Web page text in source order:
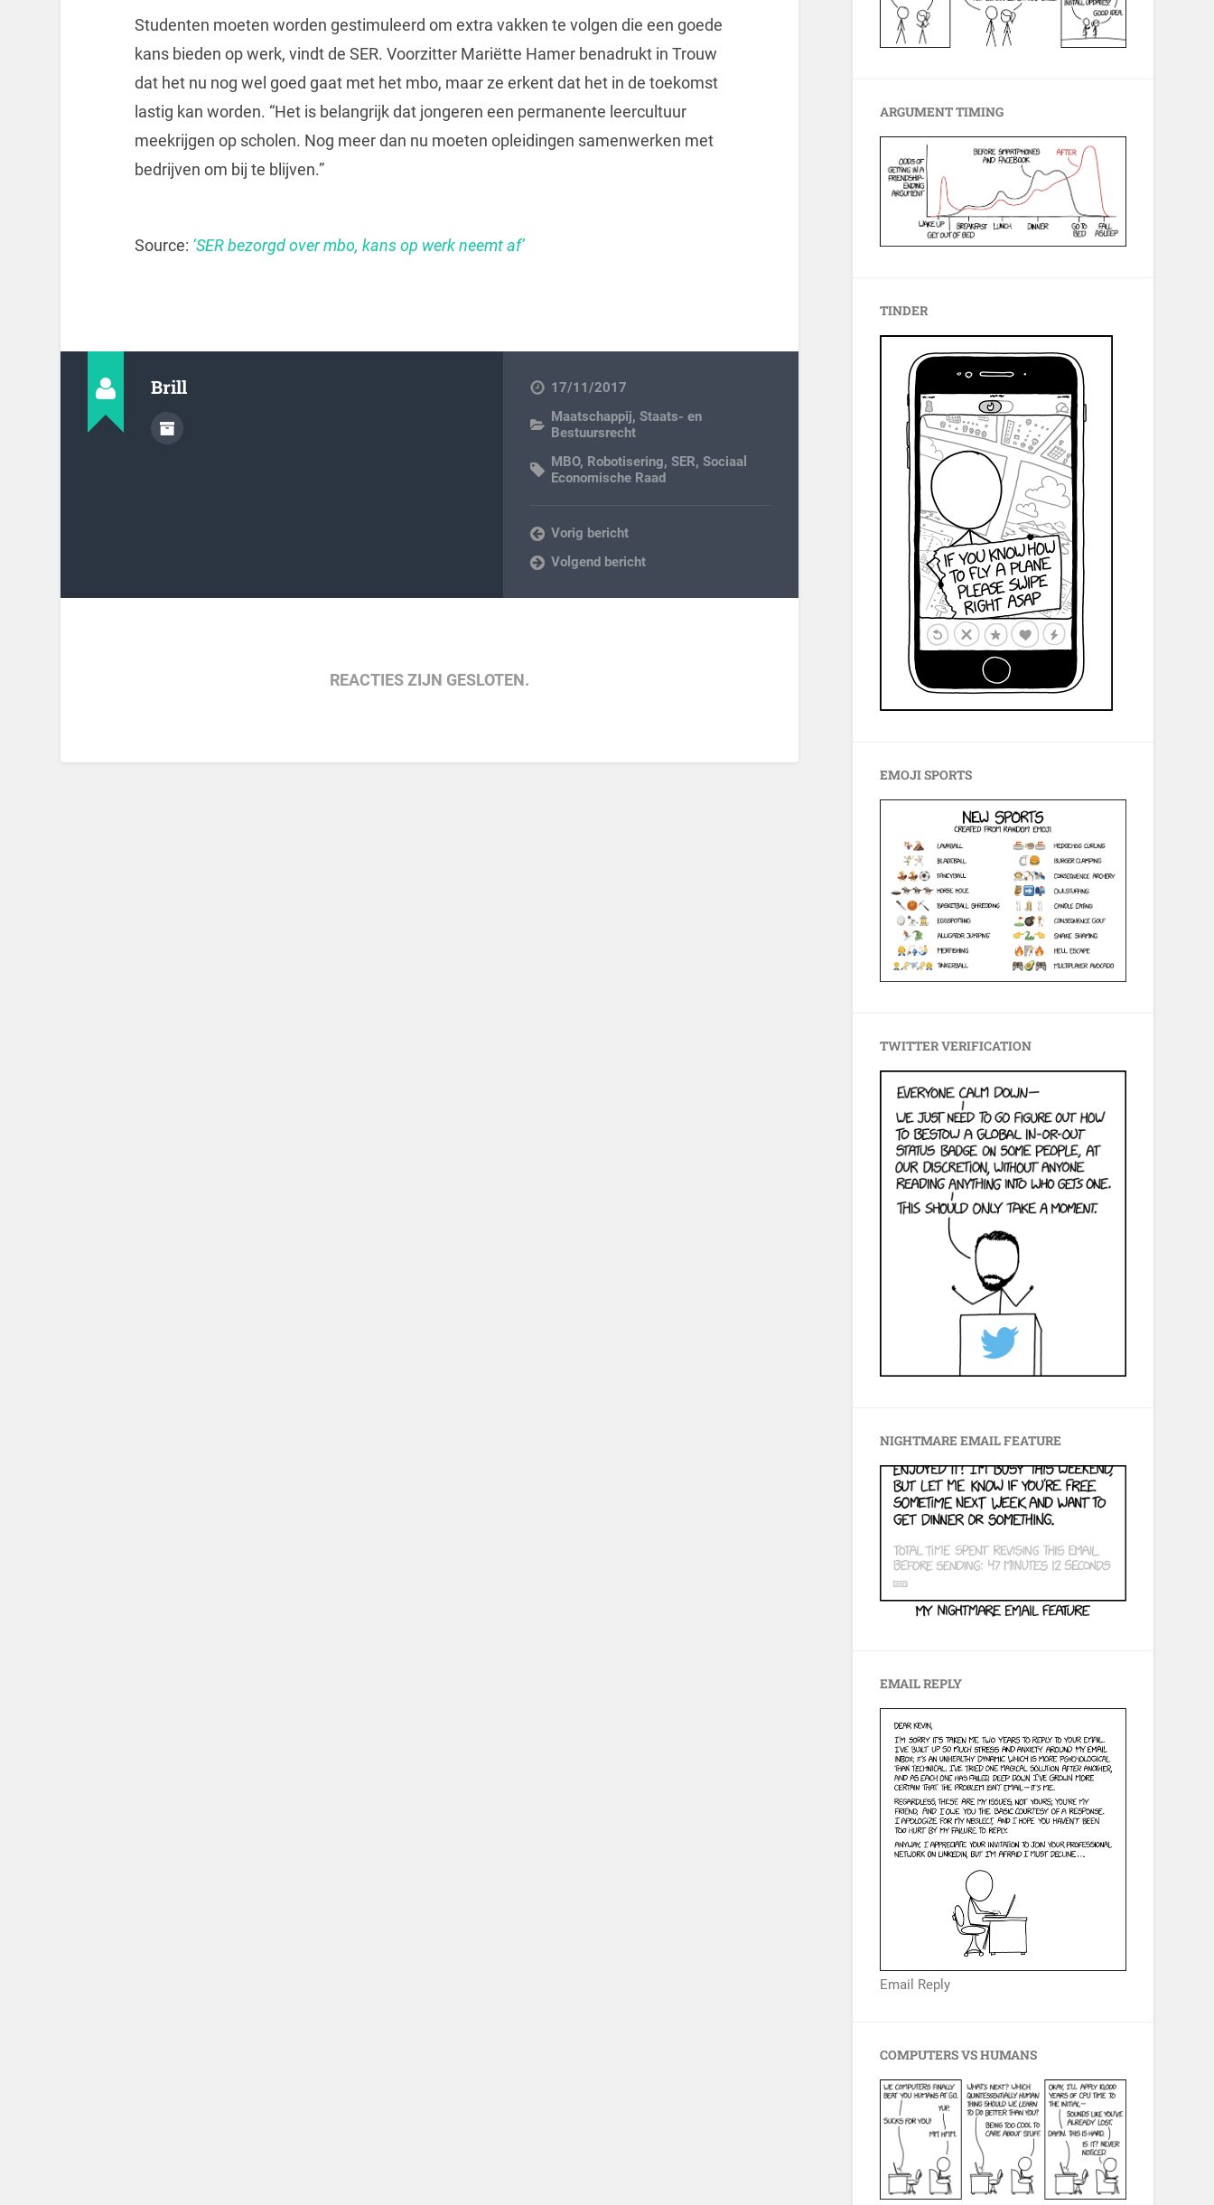
Studenten moeten worden gestimuleerd om extra vakken te volgen die een goede
kans bieden op werk, vindt de SER. Voorzitter Mariëtte Hamer benadrukt in Trouw
dat het nu nog wel goed gaat met het mbo, maar ze erkent dat het in de toekomst
lastig kan worden. “Het is belangrijk dat jongeren een permanente leercultuur
meekrijgen op scholen. Nog meer dan nu moeten opleidingen samenwerken met
bedrijven om bij te blijven.”
Source: ‘SER bezorgd over mbo, kans op werk neemt af’
Brill
17/11/2017
Maatschappij,Staats- en
Bestuursrecht
MBO, Robotisering,SER,Sociaal
Economische Raad
Vorig bericht
Volgend bericht
REACTIES ZIJN GESLOTEN.
ARGUMENT TIMING
TINDER
EMOJI SPORTS
TWITTER VERIFICATION
NIGHTMARE EMAIL FEATURE
EMAIL REPLY
Email Reply
COMPUTERS VS HUMANS